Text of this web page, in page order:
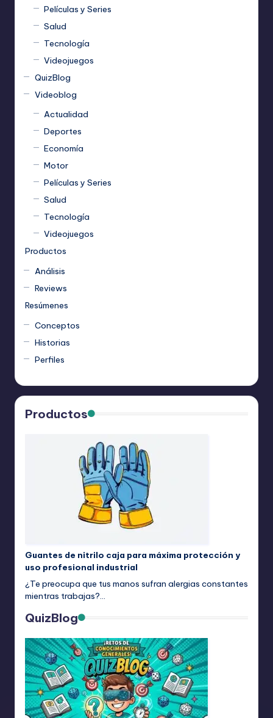
Películas y Series
Salud
Tecnología
Videojuegos
QuizBlog
Videoblog
Actualidad
Deportes
Economía
Motor
Películas y Series
Salud
Tecnología
Videojuegos
Productos
Análisis
Reviews
Resúmenes
Conceptos
Historias
Perfiles
Productos
Guantes de nitrilo caja para máxima protección y
uso profesional industrial
¿Te preocupa que tus manos sufran alergias constantes
mientras trabajas?…
QuizBlog